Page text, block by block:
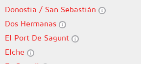
Donostia / San Sebastián
Dos Hermanas
El Port De Sagunt
Elche